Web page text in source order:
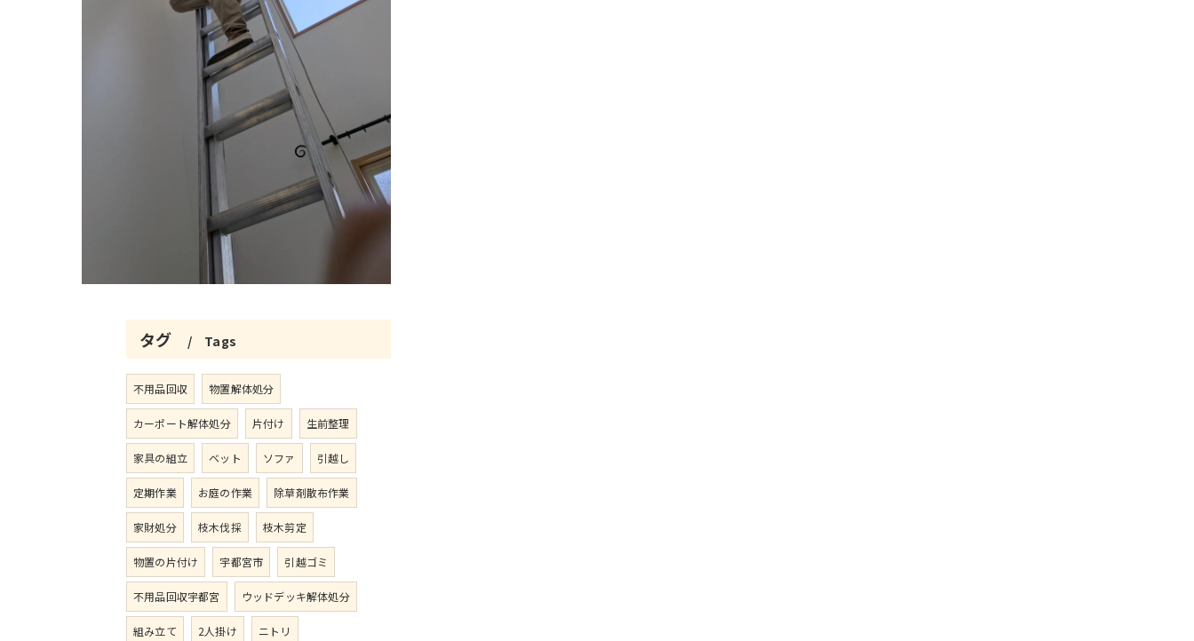
タグ Tags
不用品回収 物置解体処分
カーポート解体処分 片付け 生前整理
家具の組立 ベット ソファ 引越し
定期作業 お庭の作業 除草剤散布作業
家財処分 枝木伐採 枝木剪定
物置の片付け 宇都宮市 引越ゴミ
不用品回収宇都宮 ウッドデッキ解体処分
組み立て 2人掛け ニトリ